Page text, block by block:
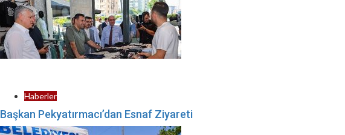
Haberler
Başkan Pekyatırmacı’dan Esnaf Ziyareti